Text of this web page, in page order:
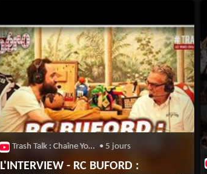
Trash Talk : Chaîne Youtube • 5 jours
L'INTERVIEW - RC BUFORD :